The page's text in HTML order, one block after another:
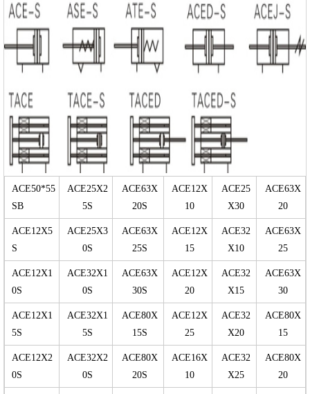
ACE50*55
SB
ACE25X2
5S
ACE63X
20S
ACE12X
10
ACE25
X30
ACE63X
20
ACE12X5
S
ACE25X3
0S
ACE63X
25S
ACE12X
15
ACE32
X10
ACE63X
25
ACE12X1
0S
ACE32X1
0S
ACE63X
30S
ACE12X
20
ACE32
X15
ACE63X
30
ACE12X1
5S
ACE32X1
5S
ACE80X
15S
ACE12X
25
ACE32
X20
ACE80X
15
ACE12X2
0S
ACE32X2
0S
ACE80X
20S
ACE16X
10
ACE32
X25
ACE80X
20